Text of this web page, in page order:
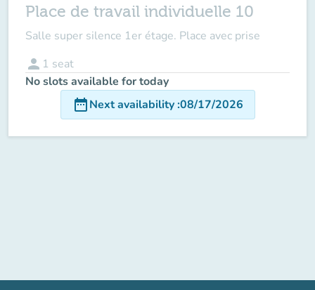
Place de travail individuelle 10
Salle super silence 1er étage. Place avec prise
person 1 seat
No slots available for today
date_rangeNext availability:08/17/2026